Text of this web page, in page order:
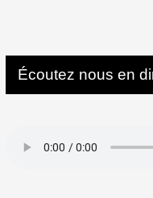
Écoutez nous en